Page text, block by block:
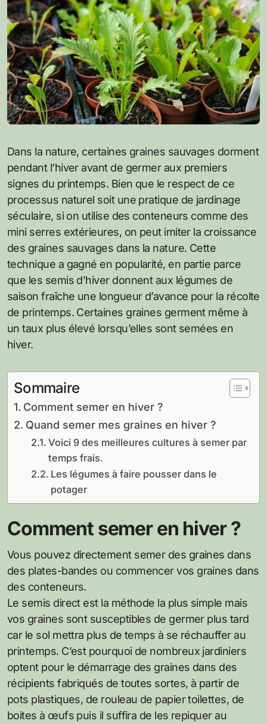
Dans la nature, certaines graines sauvages dorment
pendant l’hiver avant de germer aux premiers
signes du printemps. Bien que le respect de ce
processus naturel soit une pratique de jardinage
séculaire, si on utilise des conteneurs comme des
mini serres extérieures, on peut imiter la croissance
des graines sauvages dans la nature. Cette
technique a gagné en popularité, en partie parce
que les semis d’hiver donnent aux légumes de
saison fraîche une longueur d’avance pour la récolte
de printemps. Certaines graines germent même à
un taux plus élevé lorsqu’elles sont semées en
hiver.
Sommaire
Comment semer en hiver ?
Quand semer mes graines en hiver ?
Voici 9 des meilleures cultures à semer par
temps frais.
Les légumes à faire pousser dans le
potager
Comment semer en hiver ?
Vous pouvez directement semer des graines dans
des plates-bandes ou commencer vos graines dans
des conteneurs.
Le semis direct est la méthode la plus simple mais
vos graines sont susceptibles de germer plus tard
car le sol mettra plus de temps à se réchauffer au
printemps. C’est pourquoi de nombreux jardiniers
optent pour le démarrage des graines dans des
récipients fabriqués de toutes sortes, à partir de
pots plastiques, de rouleau de papier toilettes, de
boites à œufs puis il suffira de les repiquer au